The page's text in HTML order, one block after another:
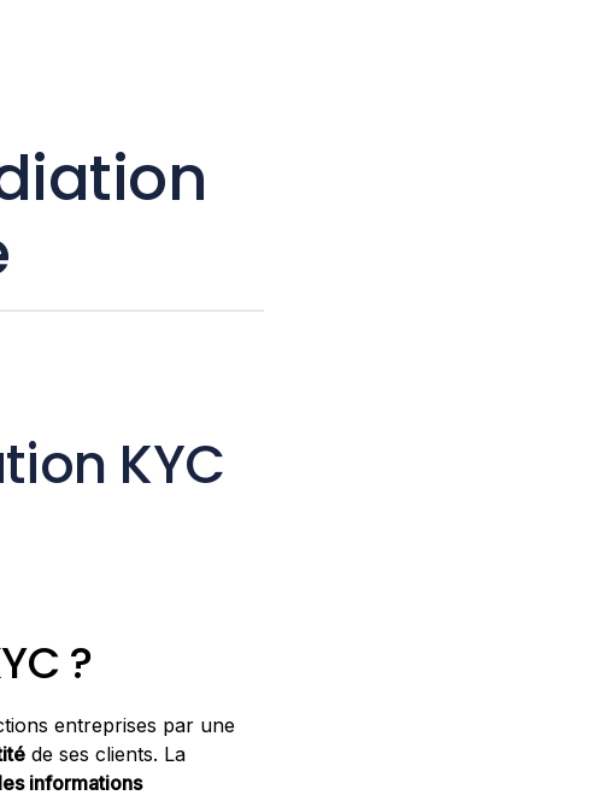
KYC
?
entreprises par une
de ses clients. La
informations